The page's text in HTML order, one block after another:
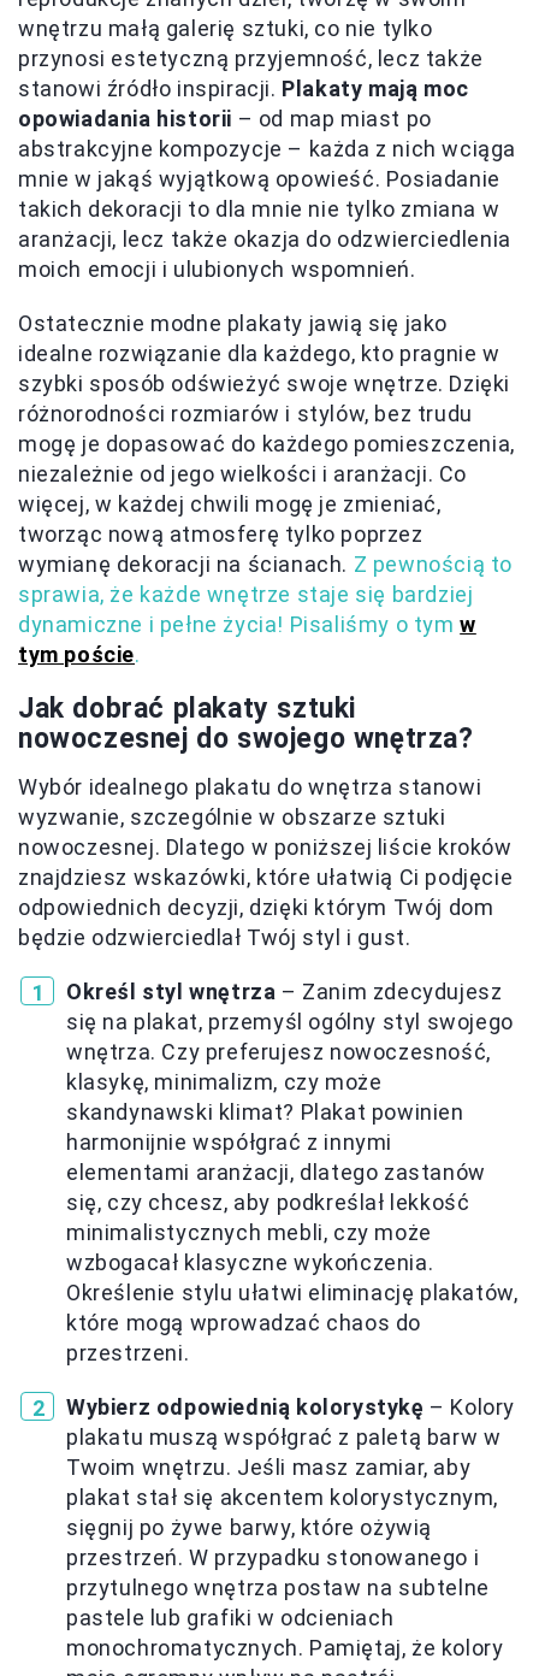
wnętrzu małą galerię sztuki, co nie tylko
przynosi estetyczną przyjemność, lecz także
stanowi źródło inspiracji. Plakaty mają moc
opowiadania historii – od map miast po
abstrakcyjne kompozycje – każda z nich wciąga
mnie w jakąś wyjątkową opowieść. Posiadanie
takich dekoracji to dla mnie nie tylko zmiana w
aranżacji, lecz także okazja do odzwierciedlenia
moich emocji i ulubionych wspomnień.
Ostatecznie modne plakaty jawią się jako
idealne rozwiązanie dla każdego, kto pragnie w
szybki sposób odświeżyć swoje wnętrze. Dzięki
różnorodności rozmiarów i stylów, bez trudu
mogę je dopasować do każdego pomieszczenia,
niezależnie od jego wielkości i aranżacji. Co
więcej, w każdej chwili mogę je zmieniać,
tworząc nową atmosferę tylko poprzez
wymianę dekoracji na ścianach. Z pewnością to
sprawia, że każde wnętrze staje się bardziej
dynamiczne i pełne życia! Pisaliśmy o tymw
tym poście.
Jak dobrać plakaty sztuki
nowoczesnej do swojego wnętrza?
Wybór idealnego plakatu do wnętrza stanowi
wyzwanie, szczególnie w obszarze sztuki
nowoczesnej. Dlatego w poniższej liście kroków
znajdziesz wskazówki, które ułatwią Ci podjęcie
odpowiednich decyzji, dzięki którym Twój dom
będzie odzwierciedlał Twój styl i gust.
Określ styl wnętrza – Zanim zdecydujesz
się na plakat, przemyśl ogólny styl swojego
wnętrza. Czy preferujesz nowoczesność,
klasykę, minimalizm, czy może
skandynawski klimat? Plakat powinien
harmonijnie współgrać z innymi
elementami aranżacji, dlatego zastanów
się, czy chcesz, aby podkreślał lekkość
minimalistycznych mebli, czy może
wzbogacał klasyczne wykończenia.
Określenie stylu ułatwi eliminację plakatów,
które mogą wprowadzać chaos do
przestrzeni.
Wybierz odpowiednią kolorystykę – Kolory
plakatu muszą współgrać z paletą barw w
Twoim wnętrzu. Jeśli masz zamiar, aby
plakat stał się akcentem kolorystycznym,
sięgnij po żywe barwy, które ożywią
przestrzeń. W przypadku stonowanego i
przytulnego wnętrza postaw na subtelne
pastele lub grafiki w odcieniach
monochromatycznych. Pamiętaj, że kolory